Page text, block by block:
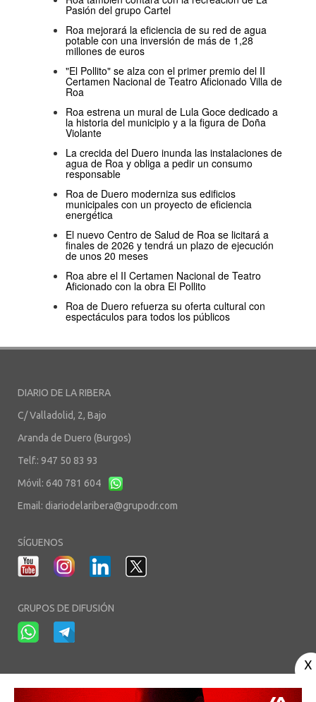
Pasión del grupo Cartel
Roa mejorará la eficiencia de su red de agua
potable con una inversión de más de 1,28
millones de euros
"El Pollito" se alza con el primer premio del II
Certamen Nacional de Teatro Aficionado Villa de
Roa
Roa estrena un mural de Lula Goce dedicado a
la historia del municipio y a la figura de Doña
Violante
La crecida del Duero inunda las instalaciones de
agua de Roa y obliga a pedir un consumo
responsable
Roa de Duero moderniza sus edificios
municipales con un proyecto de eficiencia
energética
El nuevo Centro de Salud de Roa se licitará a
finales de 2026 y tendrá un plazo de ejecución
de unos 20 meses
Roa abre el II Certamen Nacional de Teatro
Aficionado con la obra El Pollito
Roa de Duero refuerza su oferta cultural con
espectáculos para todos los públicos
DIARIO DE LA RIBERA
C/ Valladolid, 2, Bajo
Aranda de Duero (Burgos)
Telf.: 947 50 83 93
Móvil: 640 781 604
Email: diariodelaribera@grupodr.com
SÍGUENOS
GRUPOS DE DIFUSIÓN